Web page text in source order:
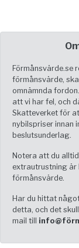
Förmånsvärde.se
förmånsvärde,
omnämnda
att vi har fel, och
Skatteverket för
nybilspriser innan
beslutsunderlag.
Notera att du
extrautrustning är
förmånsvärde.
Har du hittat
detta, och det
mail till